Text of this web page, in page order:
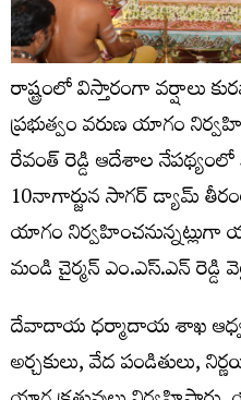
రాష్ట్రంలో విస్తారంగా వర్షాలు
ప్రభుత్వం వరుణ యాగం
రేవంత్ రెడ్డి ఆదేశాల
10నాగార్జున సాగర్ డ్యామ్
యాగం నిర్వహించనున్నట్లుగా
మండి చైర్మన్ ఎం.ఎస్.ఎన్ రెడ్డి
దేవాదాయ ధర్మాదాయ శాఖ
అర్చకులు, వేద పండితులు,